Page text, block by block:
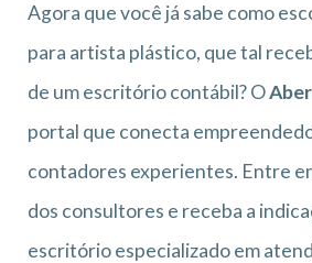
Agora que você já sabe como
para artista plástico, que tal
de um escritório contábil? O
portal que conecta
contadores experientes. Entre
dos consultores e receba a
escritório especializado em